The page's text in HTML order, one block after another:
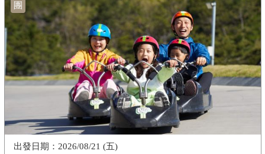
團
2026/08/21 (五)